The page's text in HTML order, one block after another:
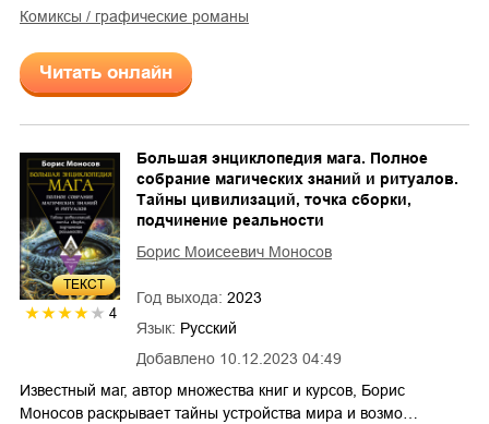
комиксы / графические романы
Читать онлайн
ТЕКСТ
4
Добавлено 10.12.2023 04:49
Большая энциклопедия мага. Полное
собрание магических знаний и ритуалов.
Тайны цивилизаций, точка сборки,
подчинение реальности
Борис Моисеевич Моносов
Год выхода: 2023
Язык: Русский
Известный маг, автор множества книг и курсов, Борис
Моносов раскрывает тайны устройства мира и возмо…